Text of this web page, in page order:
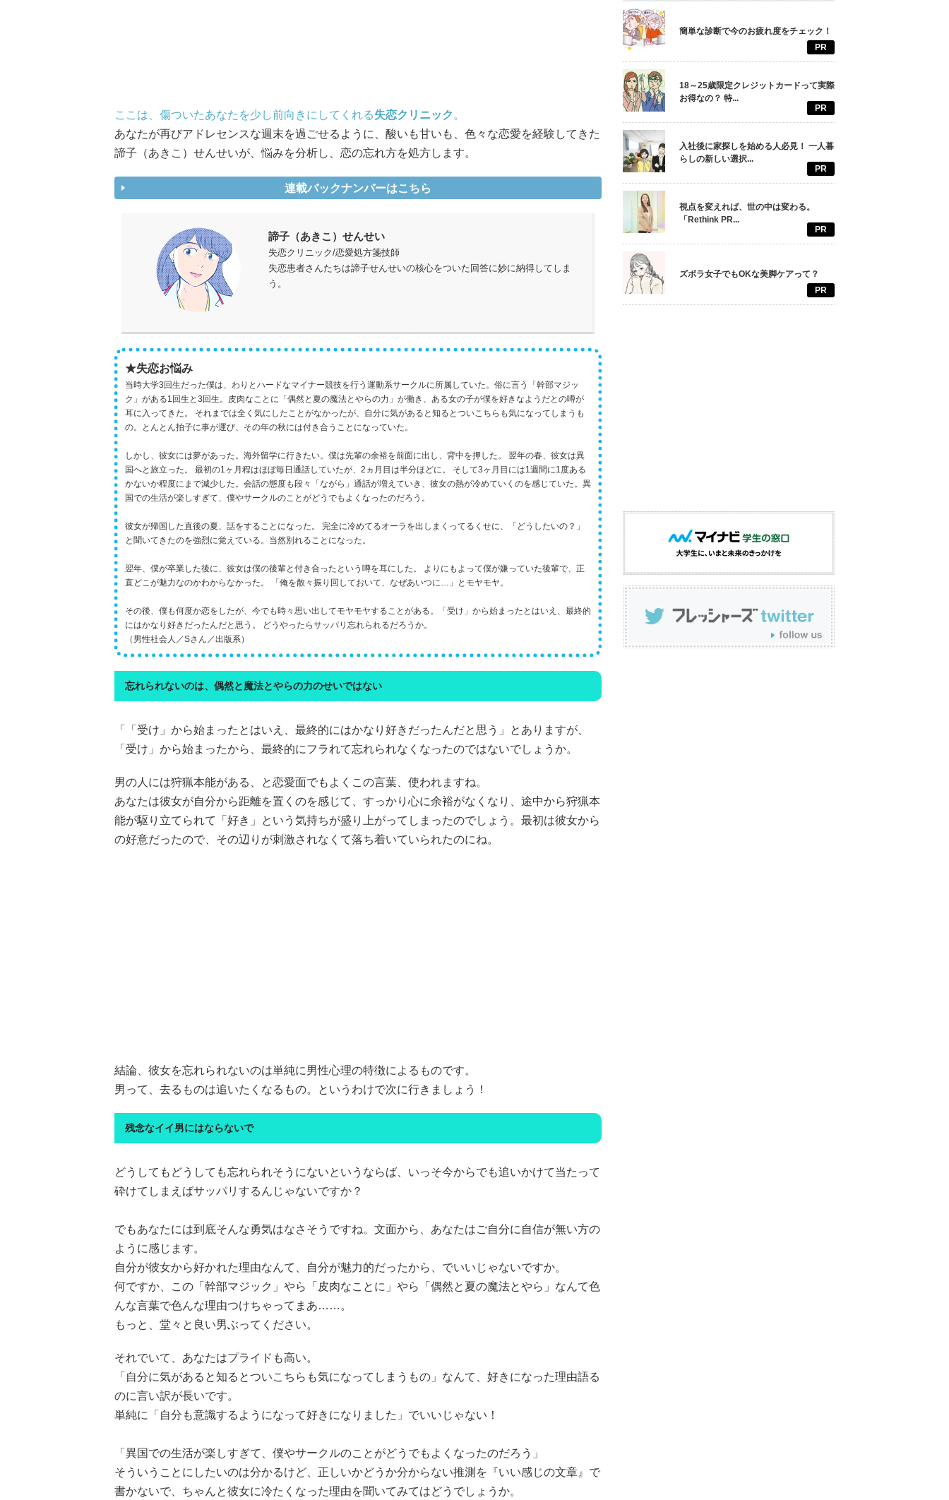
ここは、傷ついたあなたを少し前向きにしてくれる失恋クリニック 。
あなたが再びアドレセンスな週末を過ごせるように、酸いも甘いも、色々な恋愛を経験してきた
諦子（あきこ）せんせいが、悩みを分析し、恋の忘れ方を処方します。
連載バックナンバーはこちら
諦子（あきこ）せんせい
失恋クリニック/恋愛処方箋技師
失恋患者さんたちは諦子せんせいの核心をついた回答に妙に納得してしま
う。
★失恋お悩み
当時大学3回生だった僕は、わりとハードなマイナー競技を行う運動系サークルに所属していた。俗に言う「幹部マジッ
ク」がある1回生と3回生。皮肉なことに「偶然と夏の魔法とやらの力」が働き、ある女の子が僕を好きなようだとの噂が
耳に入ってきた。 それまでは全く気にしたことがなかったが、自分に気があると知るとついこちらも気になってしまうも
の。とんとん拍子に事が運び、その年の秋には付き合うことになっていた。
しかし、彼女には夢があった。海外留学に行きたい。僕は先輩の余裕を前面に出し、背中を押した。 翌年の春、彼女は異
国へと旅立った。 最初の1ヶ月程はほぼ毎日通話していたが、2ヵ月目は半分ほどに。 そして3ヶ月目には1週間に1度ある
かないか程度にまで減少した。会話の態度も段々「ながら」通話が増えていき、彼女の熱が冷めていくのを感じていた。異
国での生活が楽しすぎて、僕やサークルのことがどうでもよくなったのだろう。
彼女が帰国した直後の夏、話をすることになった。 完全に冷めてるオーラを出しまくってるくせに、「どうしたいの？」
と聞いてきたのを強烈に覚えている。当然別れることになった。
翌年、僕が卒業した後に、彼女は僕の後輩と付き合ったという噂を耳にした。 よりにもよって僕が嫌っていた後輩で、正
直どこが魅力なのかわからなかった。 「俺を散々振り回しておいて、なぜあいつに…」とモヤモヤ。
その後、僕も何度か恋をしたが、今でも時々思い出してモヤモヤすることがある。「受け」から始まったとはいえ、最終的
にはかなり好きだったんだと思う。 どうやったらサッパリ忘れられるだろうか。
（男性社会人／Sさん／出版系）
忘れられないのは、偶然と魔法とやらの力のせいではない
「「受け」から始まったとはいえ、最終的にはかなり好きだったんだと思う」とありますが、
「受け」から始まったから、最終的にフラれて忘れられなくなったのではないでしょうか。
男の人には狩猟本能がある、と恋愛面でもよくこの言葉、使われますね。
あなたは彼女が自分から距離を置くのを感じて、すっかり心に余裕がなくなり、途中から狩猟本
能が駆り立てられて「好き」という気持ちが盛り上がってしまったのでしょう。最初は彼女から
の好意だったので、その辺りが刺激されなくて落ち着いていられたのにね。
結論、彼女を忘れられないのは単純に男性心理の特徴によるものです。
男って、去るものは追いたくなるもの。というわけで次に行きましょう！
残念なイイ男にはならないで
どうしてもどうしても忘れられそうにないというならば、いっそ今からでも追いかけて当たって
砕けてしまえばサッパリするんじゃないですか？
でもあなたには到底そんな勇気はなさそうですね。文面から、あなたはご自分に自信が無い方の
ように感じます。
自分が彼女から好かれた理由なんて、自分が魅力的だったから、でいいじゃないですか。
何ですか、この「幹部マジック」やら「皮肉なことに」やら「偶然と夏の魔法とやら」なんて色
んな言葉で色んな理由つけちゃってまあ……。
もっと、堂々と良い男ぶってください。
それでいて、あなたはプライドも高い。
「自分に気があると知るとついこちらも気になってしまうもの」なんて、好きになった理由語る
のに言い訳が長いです。
単純に「自分も意識するようになって好きになりました」でいいじゃない！
「異国での生活が楽しすぎて、僕やサークルのことがどうでもよくなったのだろう」
そういうことにしたいのは分かるけど、正しいかどうか分からない推測を『いい感じの文章』で
書かないで、ちゃんと彼女に冷たくなった理由を聞いてみてはどうでしょうか。
簡単な診断で今のお疲れ度をチェック！
PR
18～25歳限定クレジットカードって実際
お得なの？ 特...
PR
入社後に家探しを始める人必見！ 一人暮
らしの新しい選択...
PR
視点を変えれば、世の中は変わる。
「Rethink PR...
PR
ズボラ女子でもOKな美脚ケアって？
PR